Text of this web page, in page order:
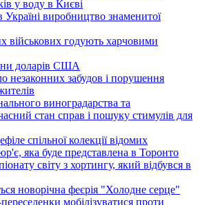
у воду в Києві
Україні виробництво знаменитої
військових годують харчовими
доларів США
незаконних забудов і порушення
виноградарства та
стан справ і пошуку стимулів для
спільної колекції відомих
яка буде представлена в Торонто
світу з хортингу, який відбувся в
новорічна феєрія "Холодне серце"
мобілізуватися проти